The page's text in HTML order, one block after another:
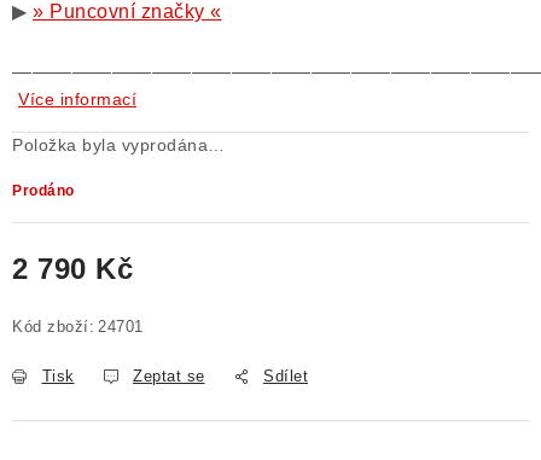
▶ » Puncovní značky «
Více informací
Položka byla vyprodána…
Prodáno
2 790 Kč
Kód zboží: 24701
Tisk Zeptat se Sdílet